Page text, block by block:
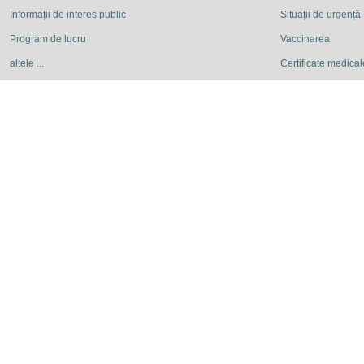
Informaţii de interes public
Program de lucru
altele ...
Situaţii de urgență
Vaccinarea
Certificate